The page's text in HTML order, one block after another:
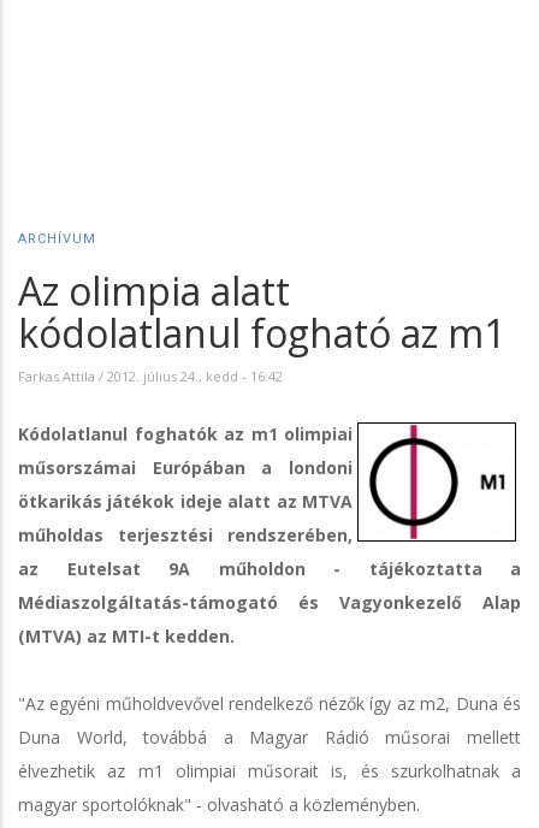
ARCHÍVUM
Az olimpia alatt
kódolatlanul fogható az m1
Farkas Attila / 2012. július 24., kedd - 16:42
Kódolatlanul foghatók az m1 olimpiai
műsorszámai Európában a londoni
ötkarikás játékok ideje alatt az MTVA
műholdas terjesztési rendszerében,
az Eutelsat 9A műholdon - tájékoztatta a
Médiaszolgáltatás-támogató és Vagyonkezelő Alap
(MTVA) az MTI-t kedden.
"Az egyéni műholdvevővel rendelkező nézők így az m2, Duna és
Duna World, továbbá a Magyar Rádió műsorai mellett
élvezhetik az m1 olimpiai műsorait is, és szurkolhatnak a
magyar sportolóknak" - olvasható a közleményben.